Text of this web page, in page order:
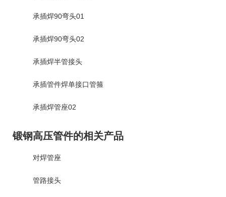
承插焊90弯头01
承插焊90弯头02
承插焊半管接头
承插管件焊单接口管箍
承插焊管座02
锻钢高压管件的相关产品
对焊管座
管路接头